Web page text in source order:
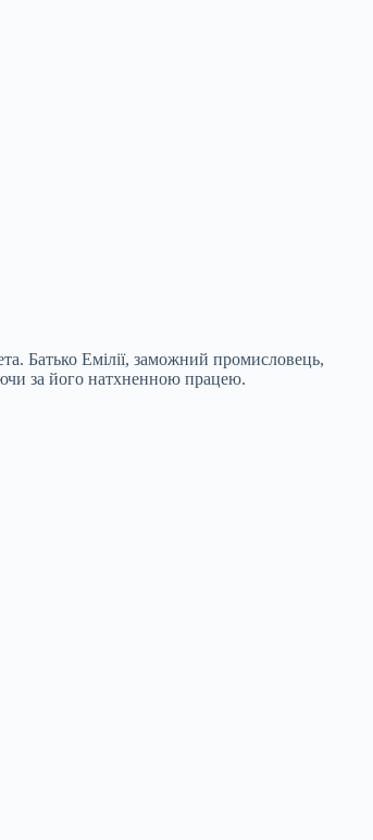
Батько Емілії, заможний промисловець,
за його натхненною працею.